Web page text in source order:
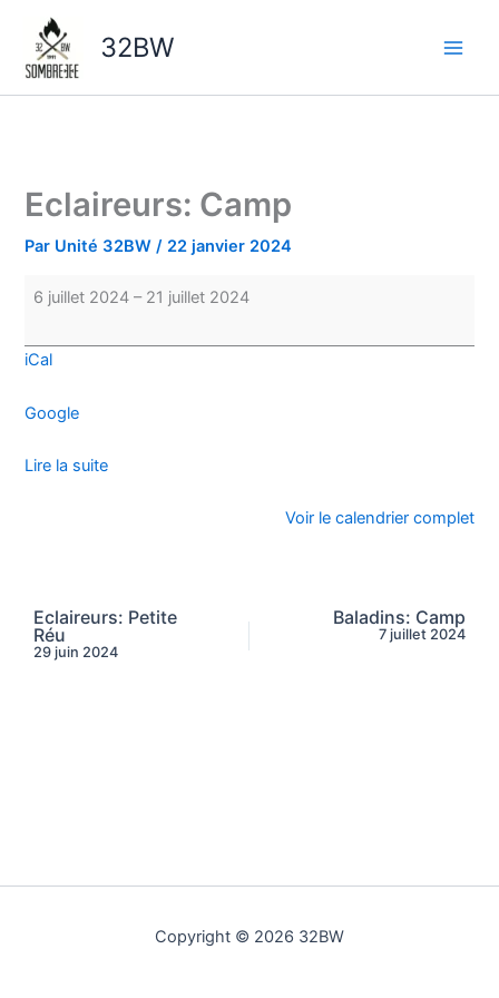
contenu
32BW
Eclaireurs: Camp
Par Unité 32BW/ 22 janvier 2024
Eclaireurs:
Camp
6 juillet 2024 – 21 juillet 2024
iCal
Google
Lire la suite
Voir le calendrier complet
Eclaireurs: Petite
Réu
29 juin 2024
Baladins: Camp
7 juillet 2024
Copyright © 2026 32BW